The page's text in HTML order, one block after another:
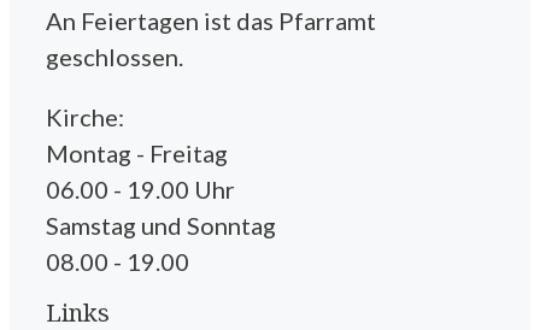
An Feiertagen ist das Pfarramt
geschlossen.
Kirche:
Montag - Freitag
06.00 - 19.00 Uhr
Samstag und Sonntag
08.00 - 19.00
Links